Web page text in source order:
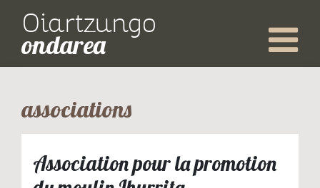
Oiartzungo
ondarea
associations
Association pour la promotion